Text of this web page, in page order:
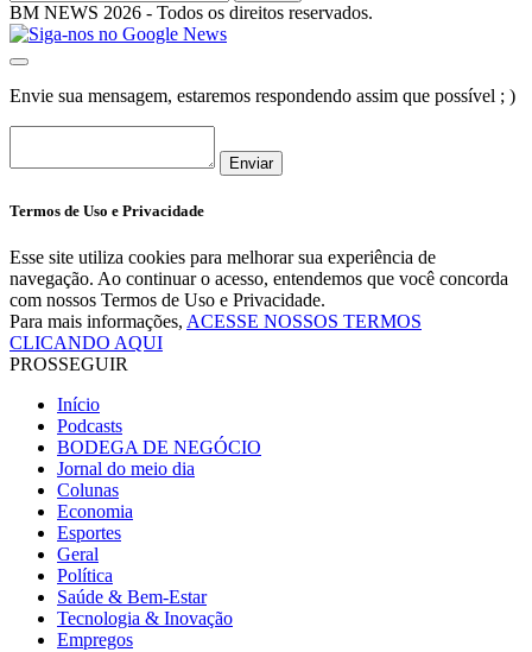
BM NEWS 2026 - Todos os direitos reservados.
Envie sua mensagem, estaremos respondendo assim que possível ; )
Enviar
Termos de Uso e Privacidade
Esse site utiliza cookies para melhorar sua experiência de
navegação. Ao continuar o acesso, entendemos que você concorda
com nossos Termos de Uso e Privacidade.
Para mais informações, ACESSE NOSSOS TERMOS
CLICANDO AQUI
PROSSEGUIR
Início
Podcasts
BODEGA DE NEGÓCIO
Jornal do meio dia
Colunas
Economia
Esportes
Geral
Política
Saúde & Bem-Estar
Tecnologia & Inovação
Empregos